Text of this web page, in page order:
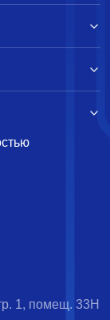
1, помещ. 33Н